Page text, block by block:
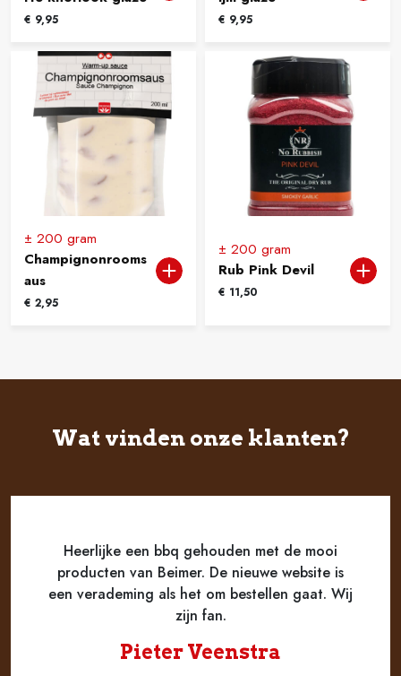
€ 9,95 € 9,95
± 200 gram
Champignonrooms
aus
€ 2,95
± 200 gram
Rub Pink Devil
€ 11,50
Wat vinden onze klanten?
Heerlijke een bbq gehouden met de mooi
producten van Beimer. De nieuwe website is
een verademing als het om bestellen gaat. Wij
zijn fan.
Pieter Veenstra